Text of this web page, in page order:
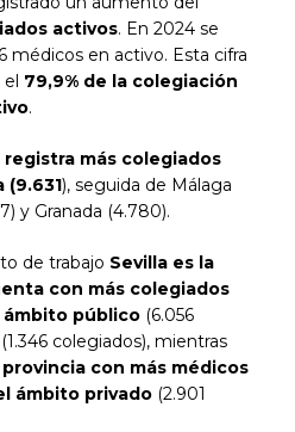
activos. En 2024 se
médicos en activo. Esta cifra
79,9% de la colegiación
.
más colegiados
(9.631), seguida de Málaga
y Granada (4.780).
de trabajo Sevilla es la
con más colegiados
público(6.056
(1.346 colegiados), mientras
provincia con más médicos
ámbito privado(2.901